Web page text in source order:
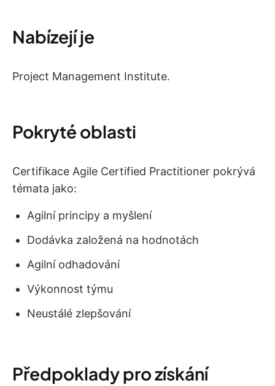
Nabízejí je
Project Management Institute.
Pokryté oblasti
Certifikace Agile Certified Practitioner pokrývá
témata jako:
Agilní principy a myšlení
Dodávka založená na hodnotách
Agilní odhadování
Výkonnost týmu
Neustálé zlepšování
Předpoklady pro získání